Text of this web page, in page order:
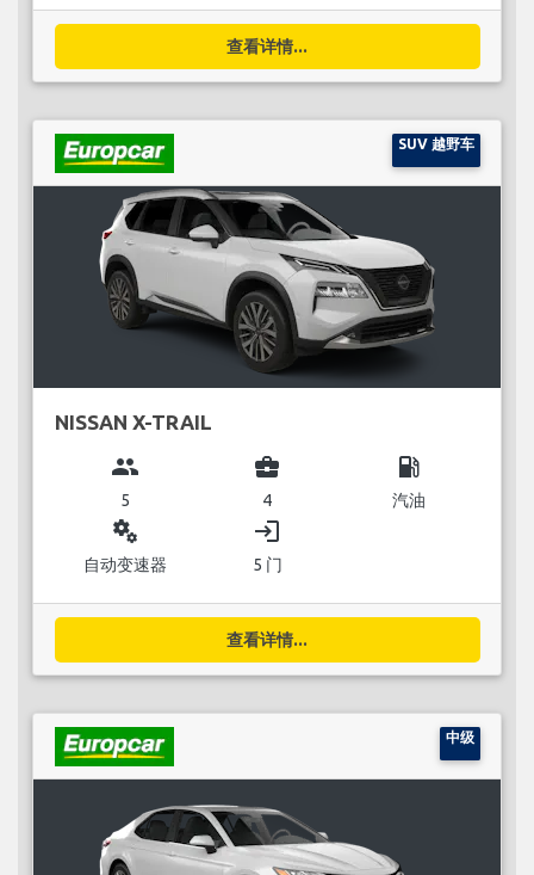
查看详情...
SUV 越野车
NISSAN X-TRAIL
group
5
business_center
4
local_gas_station
汽油
miscellaneous_services
自动变速器
login
5 门
查看详情...
中级